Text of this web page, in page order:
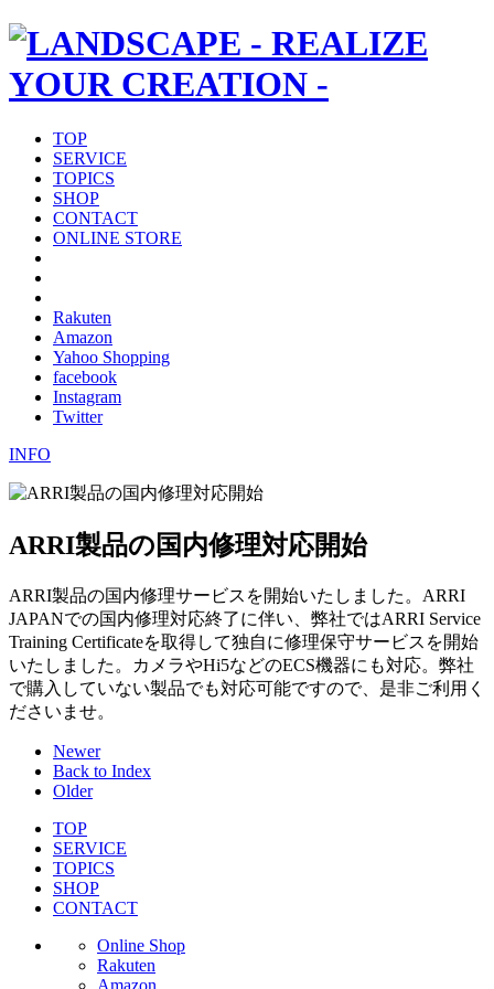
TOP
SERVICE
TOPICS
SHOP
CONTACT
ONLINE STORE
Rakuten
Amazon
Yahoo Shopping
facebook
Instagram
Twitter
INFO
ARRI製品の国内修理対応開始
ARRI製品の国内修理サービスを開始いたしました。ARRI
JAPANでの国内修理対応終了に伴い、弊社ではARRI Service
Training Certificateを取得して独自に修理保守サービスを開始
いたしました。カメラやHi5などのECS機器にも対応。弊社
で購入していない製品でも対応可能ですので、是非ご利用く
ださいませ。
Newer
Back to Index
Older
TOP
SERVICE
TOPICS
SHOP
CONTACT
Online Shop
Rakuten
Amazon